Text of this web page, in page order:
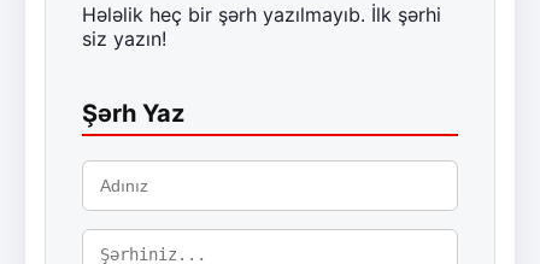
Hələlik heç bir şərh yazılmayıb. İlk şərhi
siz yazın!
Şərh Yaz